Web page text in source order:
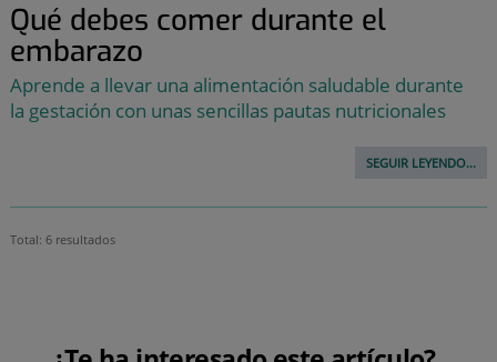
Qué debes comer durante el
embarazo
Aprende a llevar una alimentación saludable durante
la gestación con unas sencillas pautas nutricionales
SEGUIR LEYENDO...
Total: 6 resultados